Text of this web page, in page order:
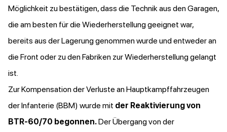
Möglichkeit zu bestätigen, dass die Technik aus den Garagen,
die am besten für die Wiederherstellung geeignet war,
bereits aus der Lagerung genommen wurde und entweder an
die Front oder zu den Fabriken zur Wiederherstellung gelangt
ist.
Zur Kompensation der Verluste an Hauptkampffahrzeugen
der Infanterie (BBM) wurde mit der Reaktivierung von
BTR-60/70 begonnen.Der Übergang von der